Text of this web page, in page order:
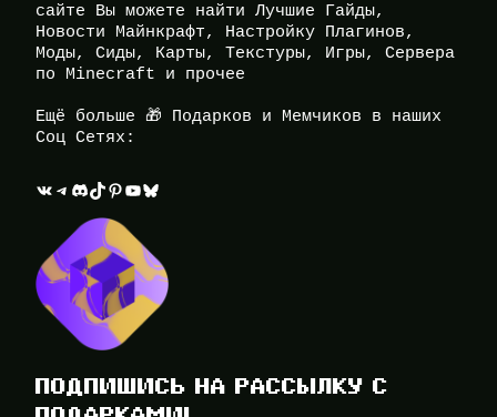
сайте Вы можете найти Лучшие Гайды,
Новости Майнкрафт, Настройку Плагинов,
Моды, Сиды, Карты, Текстуры, Игры, Сервера
по Minecraft и прочее
Ещё больше 🎁 Подарков и Мемчиков в наших
Соц Сетях:
ВКонтакте Telegram Discord TikTok Pinterest YouTube Bluesky
ПОДПИШИСЬ НА РАССЫЛКУ С